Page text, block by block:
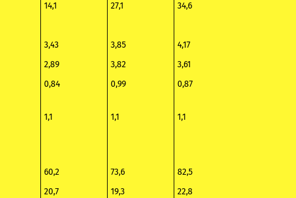
14,1 27,1
34,6
3,43 3,85
4,17
2,89 3,82
3,61
0,84 0,99
0,87
1,1 1,1
1,1
60,2 73,6
82,5
20,7 19,3
22,8